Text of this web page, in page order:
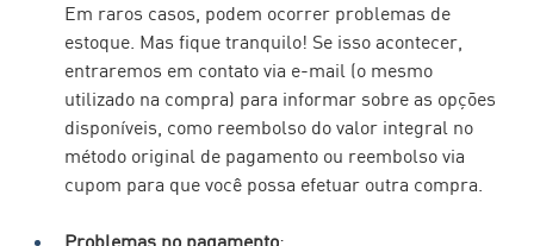
Em raros casos, podem ocorrer problemas de
estoque. Mas fique tranquilo! Se isso acontecer,
entraremos em contato via e-mail (o mesmo
utilizado na compra) para informar sobre as opções
disponíveis, como reembolso do valor integral no
método original de pagamento ou reembolso via
cupom para que você possa efetuar outra compra.
Problemas no pagamento: